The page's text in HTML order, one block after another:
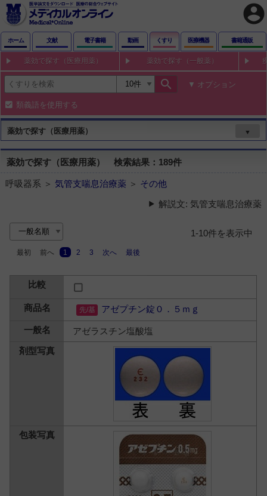
account_circle
ホーム 文献 電子書籍 動画 くすり 医療機器 書籍通販
薬効で探す（医療用薬） 薬効で探す（一般薬）
search オプション
類義語を使用する
薬効で探す（医療用薬） ▼
薬効で探す（医療用薬） 検索結果：189件
呼吸器系 ＞ 気管支喘息治療薬 ＞ その他
解説文: 気管支喘息治療薬
1-10件を表示中
最初 前へ 1 2 3 次へ 最後
アゼプチン錠０．５ｍｇ
アゼラスチン塩酸塩